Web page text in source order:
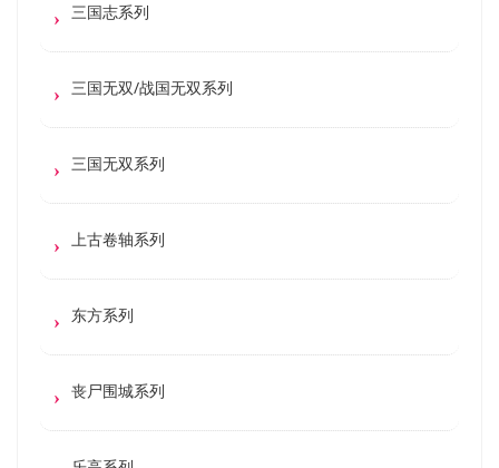
三国志系列
三国无双/战国无双系列
三国无双系列
上古卷轴系列
东方系列
丧尸围城系列